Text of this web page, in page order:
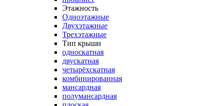
Этажность
Одноэтажные
Двухэтажные
Трехэтажные
Тип крыши
односкатная
двускатная
четырёхскатная
комбинированная
мансардная
полумансардная